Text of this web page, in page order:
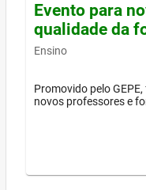
Evento para
qualidade da
Ensino
Promovido pelo
novos professores e